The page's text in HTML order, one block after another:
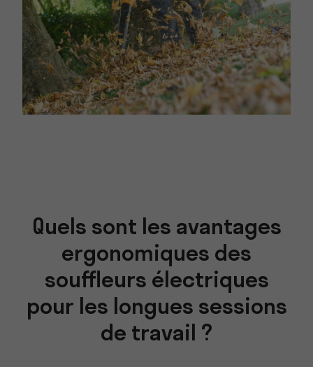
Quels sont les avantages
ergonomiques des
souffleurs électriques
pour les longues sessions
de travail ?